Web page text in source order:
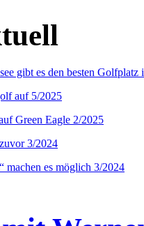
gibt es den besten
auf 5/2025
Green Eagle 2/2025
3/2024
machen es möglich 3/2024